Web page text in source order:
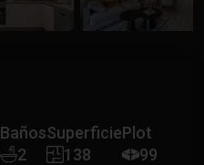
Baños
2
Superficie
138
Plot
99